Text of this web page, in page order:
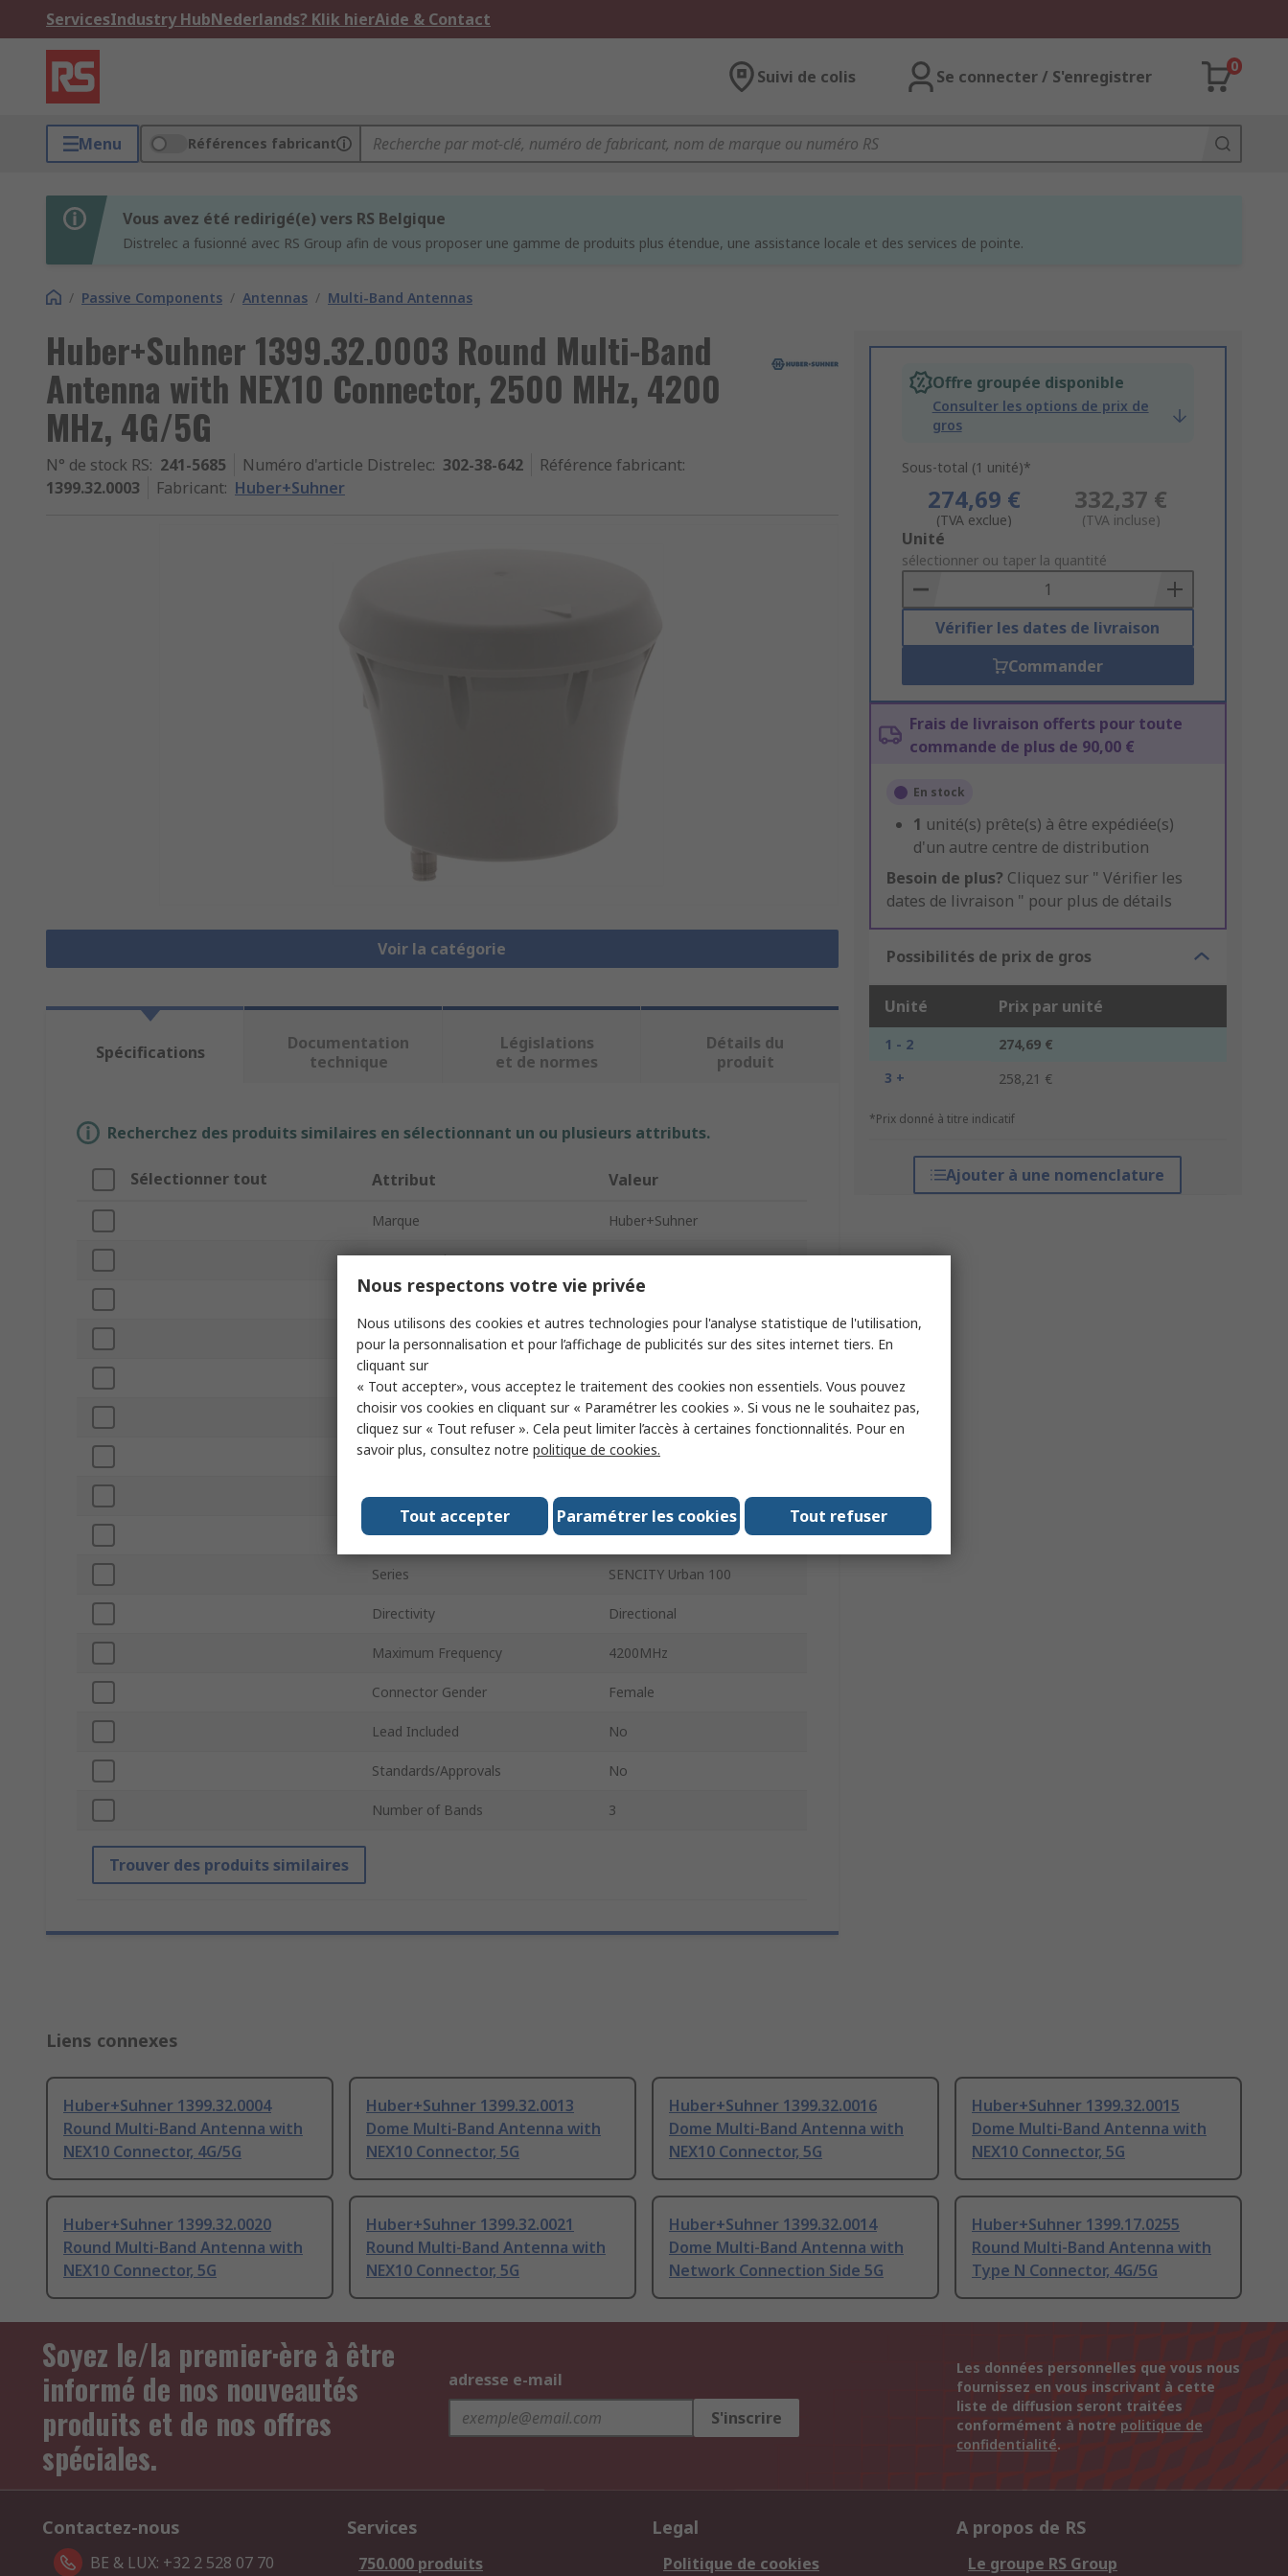
ServicesIndustry HubNederlands? Klik hierAide & Contact
Suivi de colis Se connecter / S'enregistrer
0
Menu Références fabricant
Vous avez été redirigé(e) vers RS Belgique
Distrelec a fusionné avec RS Group afin de vous proposer une gamme de produits plus étendue, une assistance locale et des services de pointe.
/ Passive Components / Antennas / Multi-Band Antennas
Huber+Suhner 1399.32.0003 Round Multi-Band
Antenna with NEX10 Connector, 2500 MHz, 4200
MHz, 4G/5G
N° de stock RS: 241-5685 Numéro d'article Distrelec: 302-38-642 Référence fabricant:
1399.32.0003
Fabricant: Huber+Suhner
Voir la catégorie
Offre groupée disponible
Consulter les options de prix de
gros
Sous-total (1 unité)*
274,69 €
(TVA exclue)
332,37 €
(TVA incluse)
Add
to
Basket
Unité
sélectionner ou taper la quantité
Vérifier les dates de livraison
Commander
Frais de livraison offerts pour toute
commande de plus de 90,00 €
En stock
1 unité(s) prête(s) à être expédiée(s)
d'un autre centre de distribution
Besoin de plus? Cliquez sur " Vérifier les
dates de livraison " pour plus de détails
Possibilités de prix de gros
Unité Prix par unité
1 - 2
274,69 €
3 +
258,21 €
*Prix donné à titre indicatif
Ajouter à une nomenclature
Spécifications
Documentation
technique
Législations
et de normes
Détails du
produit
Recherchez des produits similaires en sélectionnant un ou plusieurs attributs.
Sélectionner tout Attribut Valeur
Marque Huber+Suhner
RF Protocols 4G/5G
Product Type
Connector Type NEX10
Minimum Frequency 2500MHz
Internal/External External
Antenna Mount Type Clamp
Antenna Physical Form Round
Gain 7.5dBi
Series SENCITY Urban 100
Directivity Directional
Maximum Frequency 4200MHz
Connector Gender Female
Lead Included No
Standards/Approvals No
Number of Bands 3
Trouver des produits similaires
Liens connexes
Huber+Suhner 1399.32.0004
Round Multi-Band Antenna with
NEX10 Connector, 4G/5G
Huber+Suhner 1399.32.0013
Dome Multi-Band Antenna with
NEX10 Connector, 5G
Huber+Suhner 1399.32.0016
Dome Multi-Band Antenna with
NEX10 Connector, 5G
Huber+Suhner 1399.32.0015
Dome Multi-Band Antenna with
NEX10 Connector, 5G
Huber+Suhner 1399.32.0020
Round Multi-Band Antenna with
NEX10 Connector, 5G
Huber+Suhner 1399.32.0021
Round Multi-Band Antenna with
NEX10 Connector, 5G
Huber+Suhner 1399.32.0014
Dome Multi-Band Antenna with
Network Connection Side 5G
Huber+Suhner 1399.17.0255
Round Multi-Band Antenna with
Type N Connector, 4G/5G
Soyez le/la premier·ère à être
informé de nos nouveautés
produits et de nos offres
spéciales.
adresse e-mail
S'inscrire
Les données personnelles que vous nous
fournissez en vous inscrivant à cette
liste de diffusion seront traitées
conformément à notre politique de
confidentialité.
Contactez-nous
BE & LUX: +32 2 528 07 70
Services
750.000 produits
Legal
Politique de cookies
A propos de RS
Le groupe RS Group
Nous respectons votre vie privée
Nous utilisons des cookies et autres technologies pour l'analyse statistique de l'utilisation,
pour la personnalisation et pour l’affichage de publicités sur des sites internet tiers. En
cliquant sur
« Tout accepter», vous acceptez le traitement des cookies non essentiels. Vous pouvez
choisir vos cookies en cliquant sur « Paramétrer les cookies ». Si vous ne le souhaitez pas,
cliquez sur « Tout refuser ». Cela peut limiter l’accès à certaines fonctionnalités. Pour en
savoir plus, consultez notre politique de cookies.
Tout accepter Paramétrer les cookies Tout refuser